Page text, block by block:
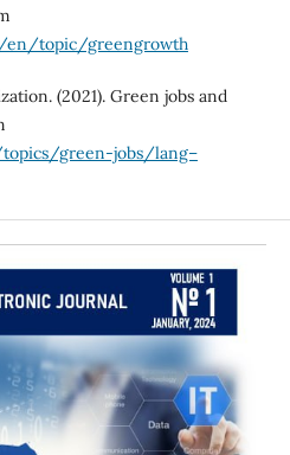
en/topic/greengrowth
(2021). Green jobs and
green-jobs/lang–